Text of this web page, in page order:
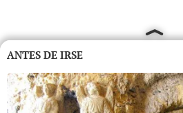
ANTES DE IRSE